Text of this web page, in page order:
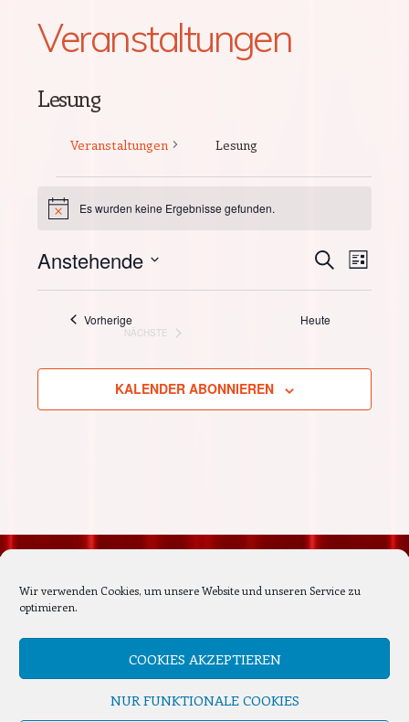
Wir verwenden Cookies, um unsere Website und unseren Service zu
optimieren.
COOKIES AKZEPTIEREN
NUR FUNKTIONALE COOKIES
Veranstaltungen
Lesung
Veranstaltungen Lesung
Veranstaltungen
HinweisEs wurden keine Ergebnisse gefunden.
Suche
SUCHELISTE
Anstehende
VorherigeVeranstaltungen Heute
NÄCHSTE
KALENDER ABONNIEREN
HinweisEs sind keine anstehenden Veranstaltungen vorhanden.